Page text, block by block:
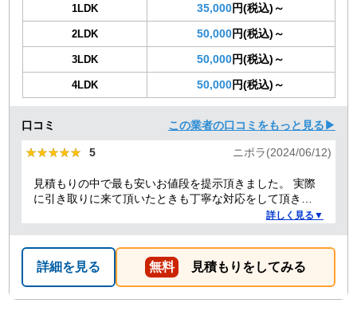
1LDK 35,000円(税込)～
2LDK 50,000円(税込)～
3LDK 50,000円(税込)～
4LDK 50,000円(税込)～
口コミ この業者の口コミをもっと見る▶
★★★★★
★★★★★ 5 ニポラ(2024/06/12)
見積もりの中で最も安いお値段を提示頂きました。 実際
に引き取りに来て頂いたときも丁寧な対応をして頂き、
詳しく見る▼
詳細を見る 無料 見積もりをしてみる